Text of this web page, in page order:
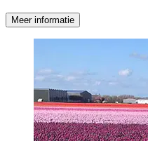
Meer informatie